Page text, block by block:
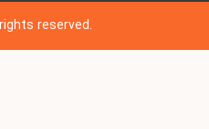
reserved.